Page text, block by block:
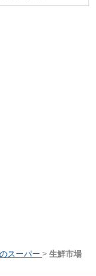
スーパー > 生鮮市場